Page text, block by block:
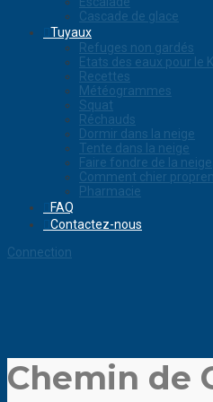
Cascade de glace
Tuyaux
Refuges non gardés
Etats des eaux pour le
Recettes
Météogrammes
Squat
Réchauds
Dormir dans la neige
Tente dans la neige
Faire fondre de la neige
Comment chier
Pharmacie
FAQ
Contactez-nous
Connection
Chemin de